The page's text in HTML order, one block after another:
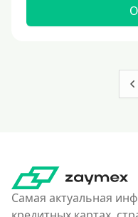
180000 руб
4500000 руб
500000 руб
550000 руб
Самая актуальная